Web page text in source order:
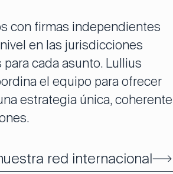
con firmas independientes
en las jurisdicciones
cada asunto. Lullius
el equipo para ofrecer
estrategia única, coherente
red internacional